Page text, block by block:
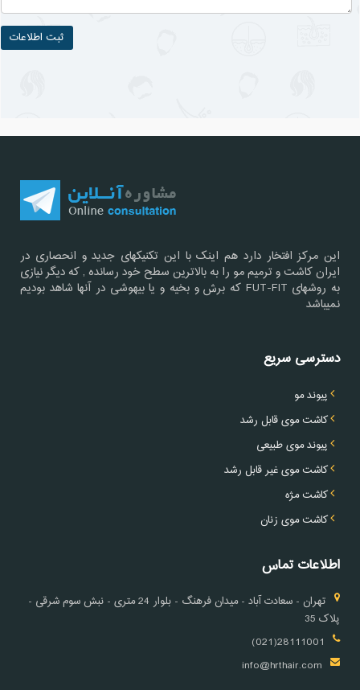
این مرکز افتخار دارد هم اینک با این تکنیکهای جدید و انحصاری در
ایران کاشت و ترمیم مو را به بالاترین سطح خود رسانده , که دیگر نیازی
به روشهای FUT-FIT که برش و بخیه و یا بیهوشی در آنها شاهد بودیم
نمیباشد
دسترسی سریع
پیوند مو
کاشت موی قابل رشد
پیوند موی طبیعی
کاشت موی غیر قابل رشد
کاشت مژه
کاشت موی زنان
اطلاعات تماس
تهران - سعادت آباد - میدان فرهنگ - بلوار 24 متری - نبش سوم شرقی -
پلاک 35
28111001(021)
info@hrthair.com